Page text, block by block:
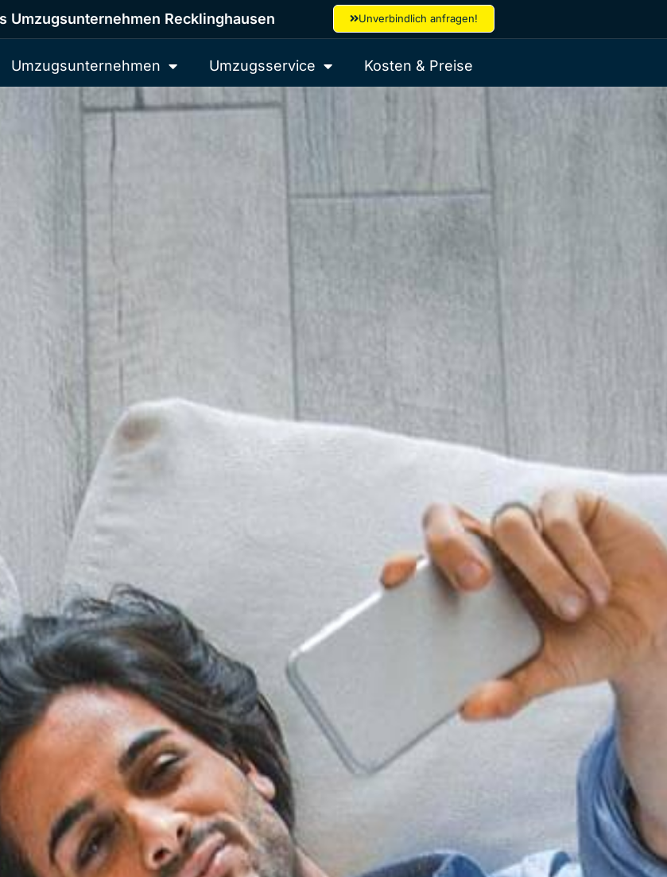
Umzugsunternehmen Recklinghausen Unverbindlich anfragen!
Umzugsunternehmen Umzugsservice Kosten & Preise